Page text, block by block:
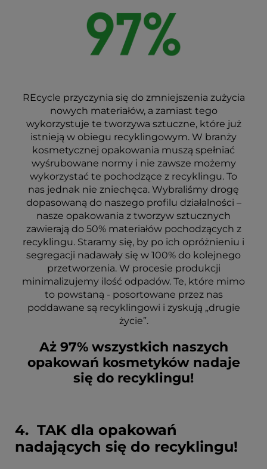
REcycle przyczynia się do zmniejszenia zużycia
nowych materiałów, a zamiast tego
wykorzystuje te tworzywa sztuczne, które już
istnieją w obiegu recyklingowym. W branży
kosmetycznej opakowania muszą spełniać
wyśrubowane normy i nie zawsze możemy
wykorzystać te pochodzące z recyklingu. To
nas jednak nie zniechęca. Wybraliśmy drogę
dopasowaną do naszego profilu działalności –
nasze opakowania z tworzyw sztucznych
zawierają do 50% materiałów pochodzących z
recyklingu. Staramy się, by po ich opróżnieniu i
segregacji nadawały się w 100% do kolejnego
przetworzenia. W procesie produkcji
minimalizujemy ilość odpadów. Te, które mimo
to powstaną - posortowane przez nas
poddawane są recyklingowi i zyskują „drugie
życie”.
Aż 97% wszystkich naszych
opakowań kosmetyków nadaje
się do recyklingu!
4. TAK dla opakowań
nadających się do recyklingu!